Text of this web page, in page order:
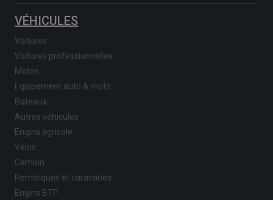
VÉHICULES
Voitures
Voitures professionnelles
Motos
Equipement auto & moto
Bateaux
Autres véhicules
Engins agricole
Vélos
Camion
Remorques et caravanes
Engins BTP